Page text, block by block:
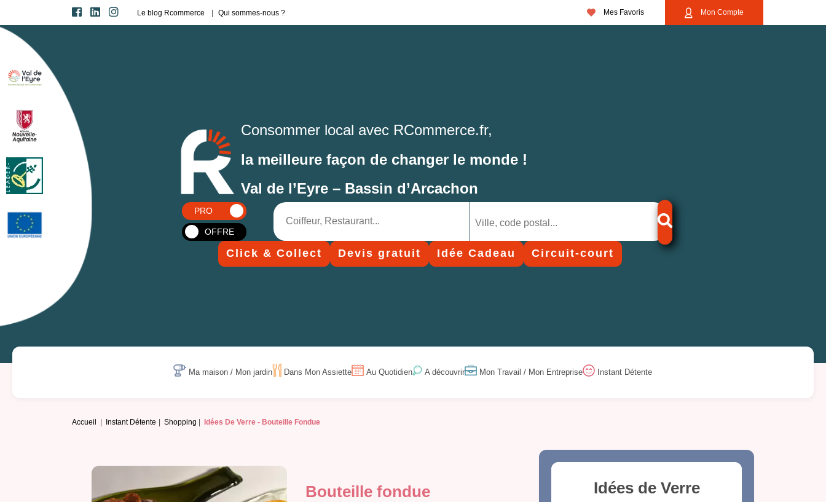
Le blog Rcommerce Qui sommes-nous ? Mes Favoris Mon Compte
Consommer local avec RCommerce.fr,
la meilleure façon de changer le monde !
Val de l’Eyre – Bassin d’Arcachon
PRO
OFFRE
Click & Collect Devis gratuit Idée Cadeau Circuit-court
Ma maison / Mon jardin Dans Mon Assiette Au Quotidien A découvrir Mon Travail / Mon Entreprise Instant Détente
Accueil Instant Détente Shopping Idées De Verre - Bouteille Fondue
Bouteille fondue
Idées de Verre